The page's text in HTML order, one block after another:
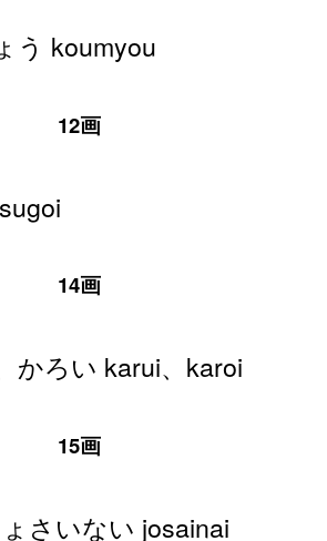
う koumyou
12画
14画
かろい karui、karoi
15画
さいない josainai